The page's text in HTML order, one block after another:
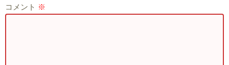
コメント ※